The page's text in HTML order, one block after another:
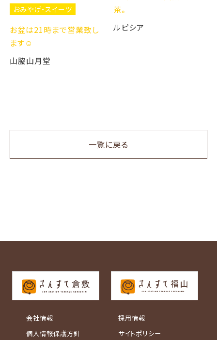
おみやげ・スイーツ
お盆は21時まで営業致し
ます☺️
山脇山月堂
茶。
ルピシア
一覧に戻る
会社情報
個人情報保護方針
採用情報
サイトポリシー